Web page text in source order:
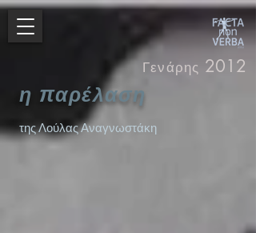
Γενάρης 2012
η παρέλαση
της Λούλας Αναγνωστάκη